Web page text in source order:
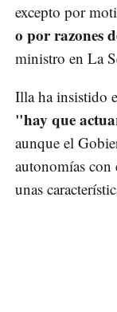
excepto por
o por razones
ministro en La
Illa ha insistido
"hay que
aunque el
autonomías
unas